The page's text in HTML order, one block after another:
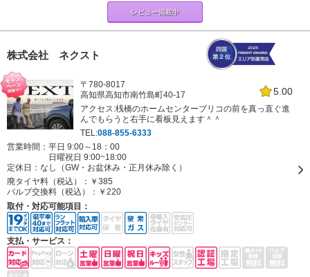
レビュー掲載中
株式会社 ネクスト
5.00
〒780-8017
高知県高知市南竹島町40-17
アクセス:桟橋のホームセンターブリコの前を真っ直ぐ進
んでもらうと右手に看板見えます＾＾
TEL:088-855-6333
営業時間：平日 9:00～18：00
日曜祝日 9:00~18:00
定休日： なし（GW・お盆休み・正月休み除く）
廃タイヤ料（税込）： ￥385
バルブ交換料（税込）： ￥220
取付・対応可能項目：
支払・サービス：